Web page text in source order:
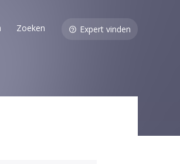
Zoeken Expert vinden